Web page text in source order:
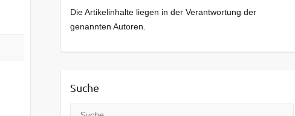
Die Artikelinhalte liegen in der Verantwortung der
genannten Autoren.
Suche
Suche